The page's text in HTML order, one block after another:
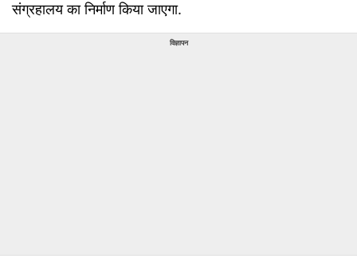
संग्रहालय का निर्माण किया जाएगा.
विज्ञापन